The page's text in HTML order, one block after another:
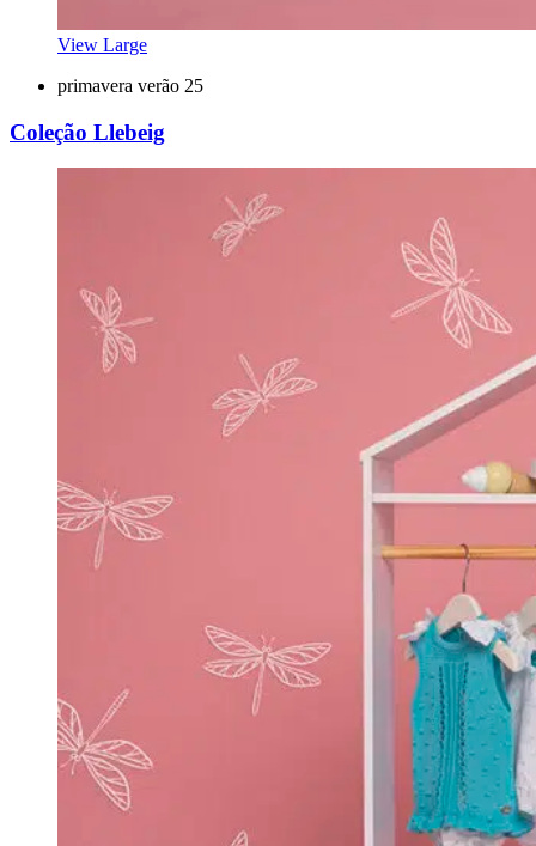
View Large
primavera verão 25
Coleção Llebeig